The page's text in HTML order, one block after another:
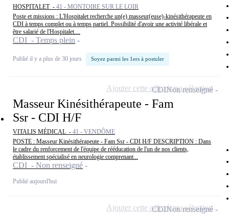
HOSPITALET - 41 - MONTOIRE SUR LE LOIR
Poste et missions : L'Hospitalet recherche un(e) masseur(euse)-kinésithérapeute en
CDI à temps complet ou à temps partiel. Possibilité d'avoir une activité libérale et
être salarié de l'Hospitalet....
CDI - Temps plein
Publié il y a plus de 30 jours Soyez parmi les 1ers à postuler
Masseur Kinésithérapeute - Fam
Ssr - CDI H/F
VITALIS MÉDICAL - 41 - VENDÔME
POSTE : Masseur Kinésithérapeute - Fam Ssr - CDI H/F DESCRIPTION : Dans
le cadre du renforcement de l'équipe de rééducation de l'un de nos clients,
établissement spécialisé en neurologie comprenant...
CDI - Non renseigné
Publié aujourd'hui
CDINon renseigné
Ajouter cette offre à ma sélection
CDINon renseigné
Ajouter cette offre à ma sélection